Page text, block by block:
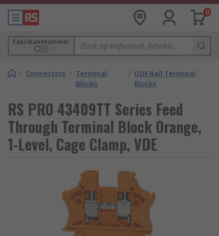
0
Fabrikantnummer
/ Connectors / Terminal
Blocks
/ DIN Rail Terminal
Blocks
RS PRO 43409TT Series Feed
Through Terminal Block Orange,
1-Level, Cage Clamp, VDE